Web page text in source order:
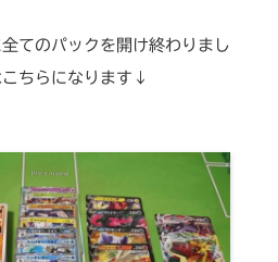
てのパックを開け終わりまし
ちらになります↓